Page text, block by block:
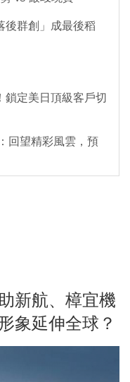
後群創」成最後稻
鎖定美日頂級客戶切
回望精彩風雲，預
新航、樟宜機
象延伸全球？